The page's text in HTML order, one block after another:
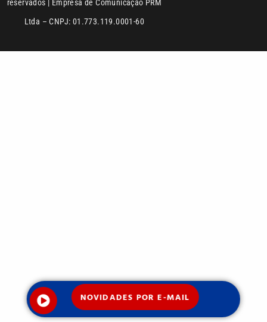
NOVIDADES POR E-MAIL